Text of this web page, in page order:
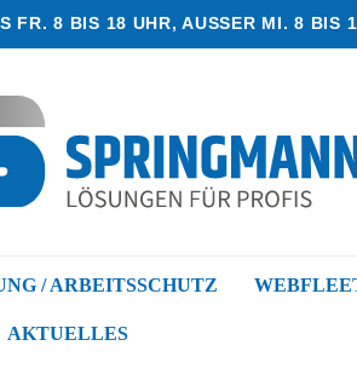
FR. 8 BIS 18 UHR, AUSSER MI. 8 BIS
/ ARBEITSSCHUTZ
AKTUELLES